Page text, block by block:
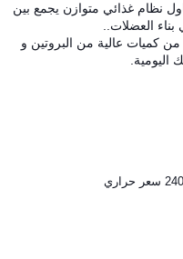
نظام غذائي متوازن يجمع بين
العضلات..
من كميات عالية من البروتين و